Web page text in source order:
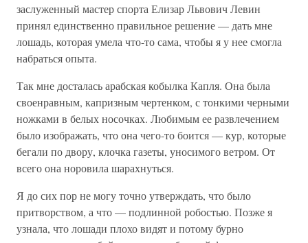
заслуженный мастер спорта Елизар Львович Левин
принял единственно правильное решение — дать мне
лошадь, которая умела что-то сама, чтобы я у нее смогла
набраться опыта.
Так мне досталась арабская кобылка Капля. Она была
своенравным, капризным чертенком, с тонкими черными
ножками в белых носочках. Любимым ее развлечением
было изображать, что она чего-то боится — кур, которые
бегали по двору, клочка газеты, уносимого ветром. От
всего она норовила шарахнуться.
Я до сих пор не могу точно утверждать, что было
притворством, а что — подлинной робостью. Позже я
узнала, что лошади плохо видят и потому бурно